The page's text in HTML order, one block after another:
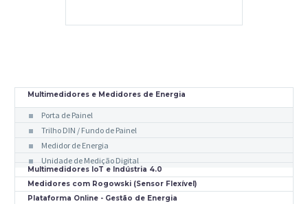
Multimedidores e Medidores de Energia
Porta de Painel
Trilho DIN / Fundo de Painel
Medidor de Energia
Unidade de Medição Digital
Multimedidores IoT e Indústria 4.0
Medidores com Rogowski (Sensor Flexível)
Plataforma Online - Gestão de Energia